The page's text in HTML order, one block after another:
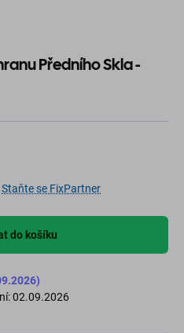
Předního Skla -
Staňte se FixPartner
do košíku
02.09.2026